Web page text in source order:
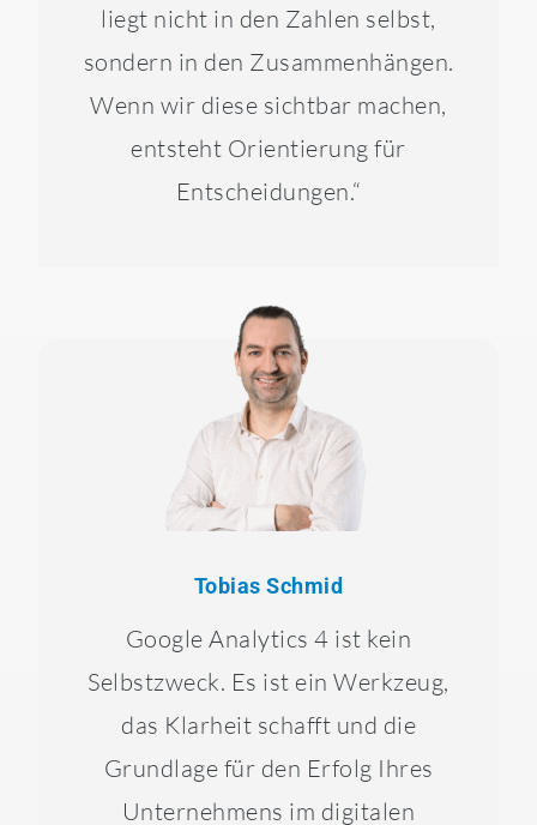
liegt nicht in den Zahlen selbst,
sondern in den Zusammenhängen.
Wenn wir diese sichtbar machen,
entsteht Orientierung für
Entscheidungen.“
Tobias Schmid
Google Analytics 4 ist kein
Selbstzweck. Es ist ein Werkzeug,
das Klarheit schafft und die
Grundlage für den Erfolg Ihres
Unternehmens im digitalen